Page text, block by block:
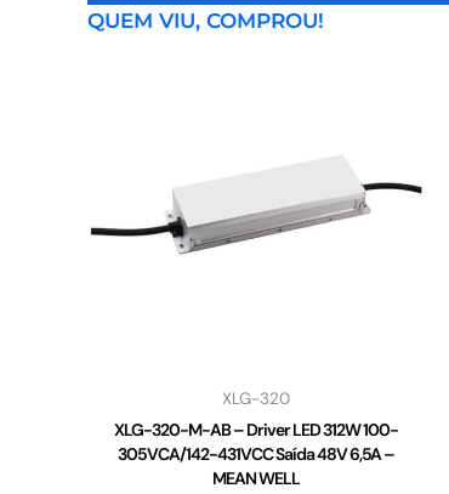
QUEM VIU, COMPROU!
XLG-320
XLG-320-M-AB – Driver LED 312W 100-
305VCA/142-431VCC Saída 48V 6,5A –
MEAN WELL